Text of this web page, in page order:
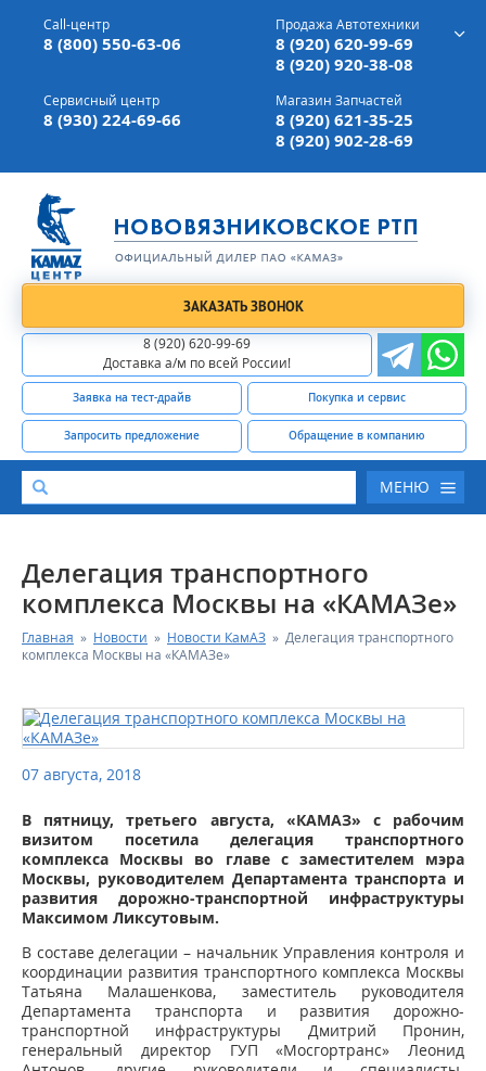
г. Вязники,ул. Механизаторов, д 90
Доставка а/м,по всей России
Call-центр
8 (800) 550-63-06
Продажа Автотехники
8 (920) 620-99-69
8 (920) 920-38-08
Сервисный центр
8 (930) 224-69-66
Магазин Запчастей
8 (920) 621-35-25
8 (920) 902-28-69
ЗАКАЗАТЬ ЗВОНОК
8 (920) 620-99-69
Доставка а/м по всей России!
Заявка на тест-драйв Покупка и сервис
Запросить предложение Обращение в компанию
МЕНЮ
КАТАЛОГ АВТОТЕХНИКИ
ЗАПАСНЫЕ ЧАСТИ
РЕМОНТ ДВИГАТЕЛЕЙ КАМАЗ
ФИНАНСОВЫЙ СЕРВИС
ФОТОГАЛЕРЕЯ
КОНТАКТНАЯ ИНФОРМАЦИЯ
Делегация транспортного
комплекса Москвы на «КАМАЗе»
Главная » Новости » Новости КамАЗ » Делегация транспортного
комплекса Москвы на «КАМАЗе»
07 августа, 2018
В пятницу, третьего августа, «КАМАЗ» с рабочим
визитом посетила делегация транспортного
комплекса Москвы во главе с заместителем мэра
Москвы, руководителем Департамента транспорта и
развития дорожно-транспортной инфраструктуры
Максимом Ликсутовым.
В составе делегации – начальник Управления контроля и
координации развития транспортного комплекса Москвы
Татьяна Малашенкова, заместитель руководителя
Департамента транспорта и развития дорожно-
транспортной инфраструктуры Дмитрий Пронин,
генеральный директор ГУП «Мосгортранс» Леонид